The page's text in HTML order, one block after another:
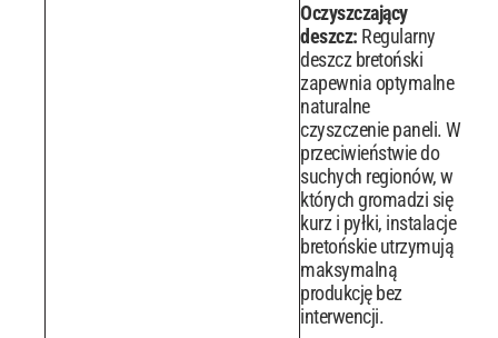
Oczyszczający
deszcz: Regularny
deszcz bretoński
zapewnia optymalne
naturalne
czyszczenie paneli. W
przeciwieństwie do
suchych regionów, w
których gromadzi się
kurz i pyłki, instalacje
bretońskie utrzymują
maksymalną
produkcję bez
interwencji.